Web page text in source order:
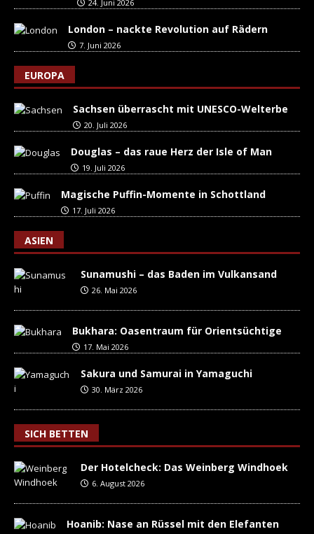
24. Juni 2026
London – nackte Revolution auf Rädern
7. Juni 2026
EUROPA
Sachsen überrascht mit UNESCO-Welterbe
20. Juli 2026
Douglas – das raue Herz der Isle of Man
19. Juli 2026
Magische Puffin-Momente in Schottland
17. Juli 2026
ASIEN
Sunamushi – das Baden im Vulkansand
26. Mai 2026
Bukhara: Oasentraum für Orientsüchtige
17. Mai 2026
Sakura und Samurai in Yamaguchi
30. März 2026
SICH BETTEN
Der Hotelcheck: Das Weinberg Windhoek
6. August 2026
Hoanib: Nase an Rüssel mit den Elefanten